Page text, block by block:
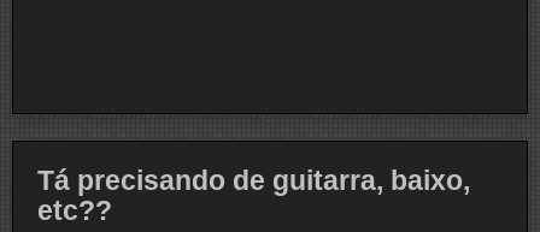
Tá precisando de guitarra, baixo,
etc??